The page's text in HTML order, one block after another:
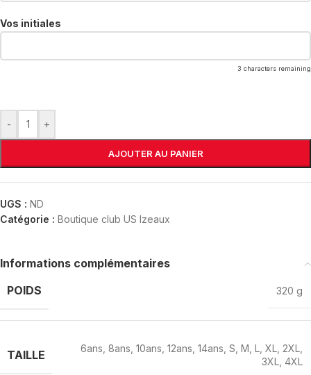
Vos initiales
3 characters remaining
- +
AJOUTER AU PANIER
UGS : ND
Catégorie : Boutique club US Izeaux
Informations complémentaires
POIDS
320 g
TAILLE 6ans 8ans 10ans 12ans 14ans S M L XL 2XL
3XL 4XL